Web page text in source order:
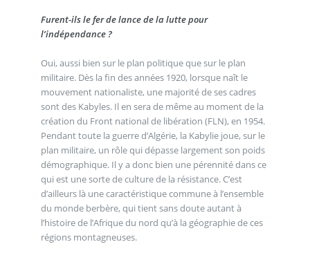
Furent-ils le fer de lance de la lutte pour
l’indépendance ?
Oui, aussi bien sur le plan politique que sur le plan
militaire. Dès la fin des années 1920, lorsque naît le
mouvement nationaliste, une majorité de ses cadres
sont des Kabyles. Il en sera de même au moment de la
création du Front national de libération (FLN), en 1954.
Pendant toute la guerre d’Algérie, la Kabylie joue, sur le
plan militaire, un rôle qui dépasse largement son poids
démographique. Il y a donc bien une pérennité dans ce
qui est une sorte de culture de la résistance. C’est
d’ailleurs là une caractéristique commune à l’ensemble
du monde berbère, qui tient sans doute autant à
l’histoire de l’Afrique du nord qu’à la géographie de ces
régions montagneuses.